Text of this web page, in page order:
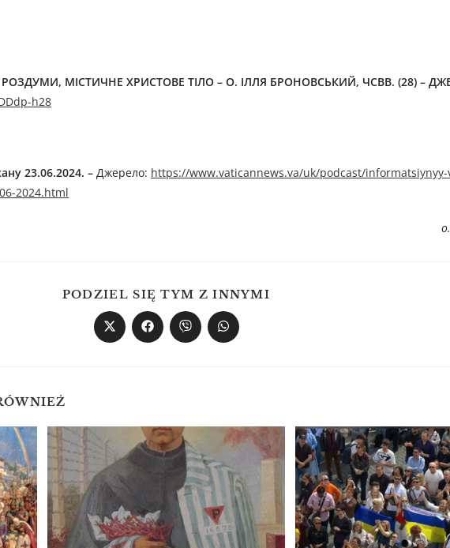
МІСТИЧНЕ ХРИСТОВЕ ТІЛО – О. ІЛЛЯ БРОНОВСЬКИЙ, ЧСВВ. (28) –
h28
23.06.2024. – Джерелo: https://www.vaticannews.va/uk/podcast/
2024.html
PODZIEL SIĘ TYM Z INNYMI